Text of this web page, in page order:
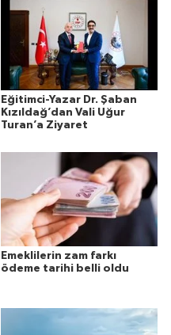
Eğitimci-Yazar Dr. Şaban
Kızıldağ’dan Vali Uğur
Turan’a Ziyaret
Emeklilerin zam farkı
ödeme tarihi belli oldu